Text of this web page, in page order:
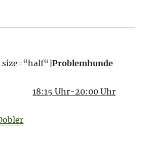
size=“half“]Problemhunde
18:15 Uhr-20:00 Uhr